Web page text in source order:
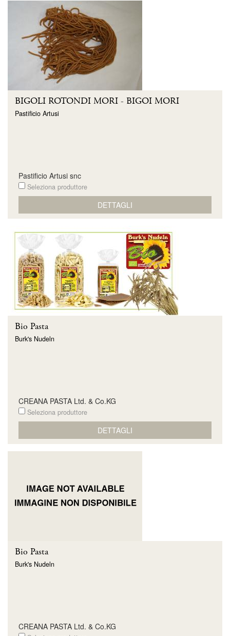
BIGOLI ROTONDI MORI - BIGOI MORI
Pastificio Artusi
Pastificio Artusi snc
Seleziona produttore
DETTAGLI
Bio Pasta
Burk's Nudeln
CREANA PASTA Ltd. & Co.KG
Seleziona produttore
DETTAGLI
Bio Pasta
Burk's Nudeln
CREANA PASTA Ltd. & Co.KG